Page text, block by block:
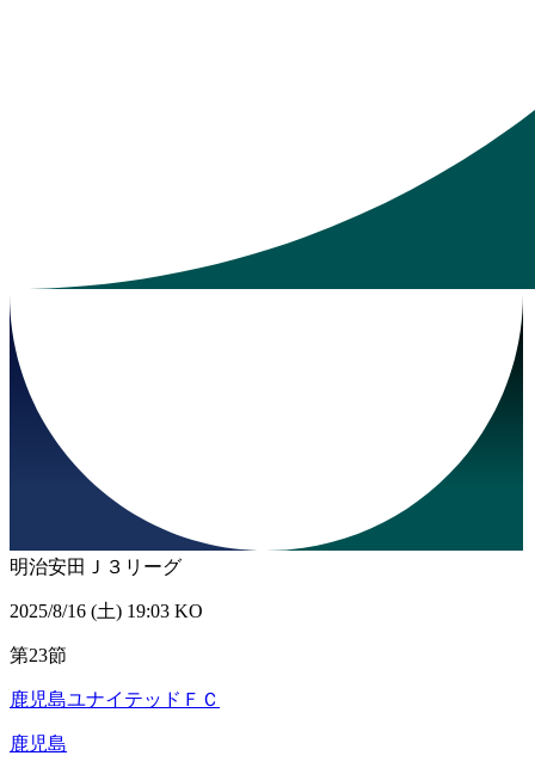
明治安田Ｊ３リーグ
2025/8/16 (土) 19:03 KO
第23節
鹿児島ユナイテッドＦＣ
鹿児島